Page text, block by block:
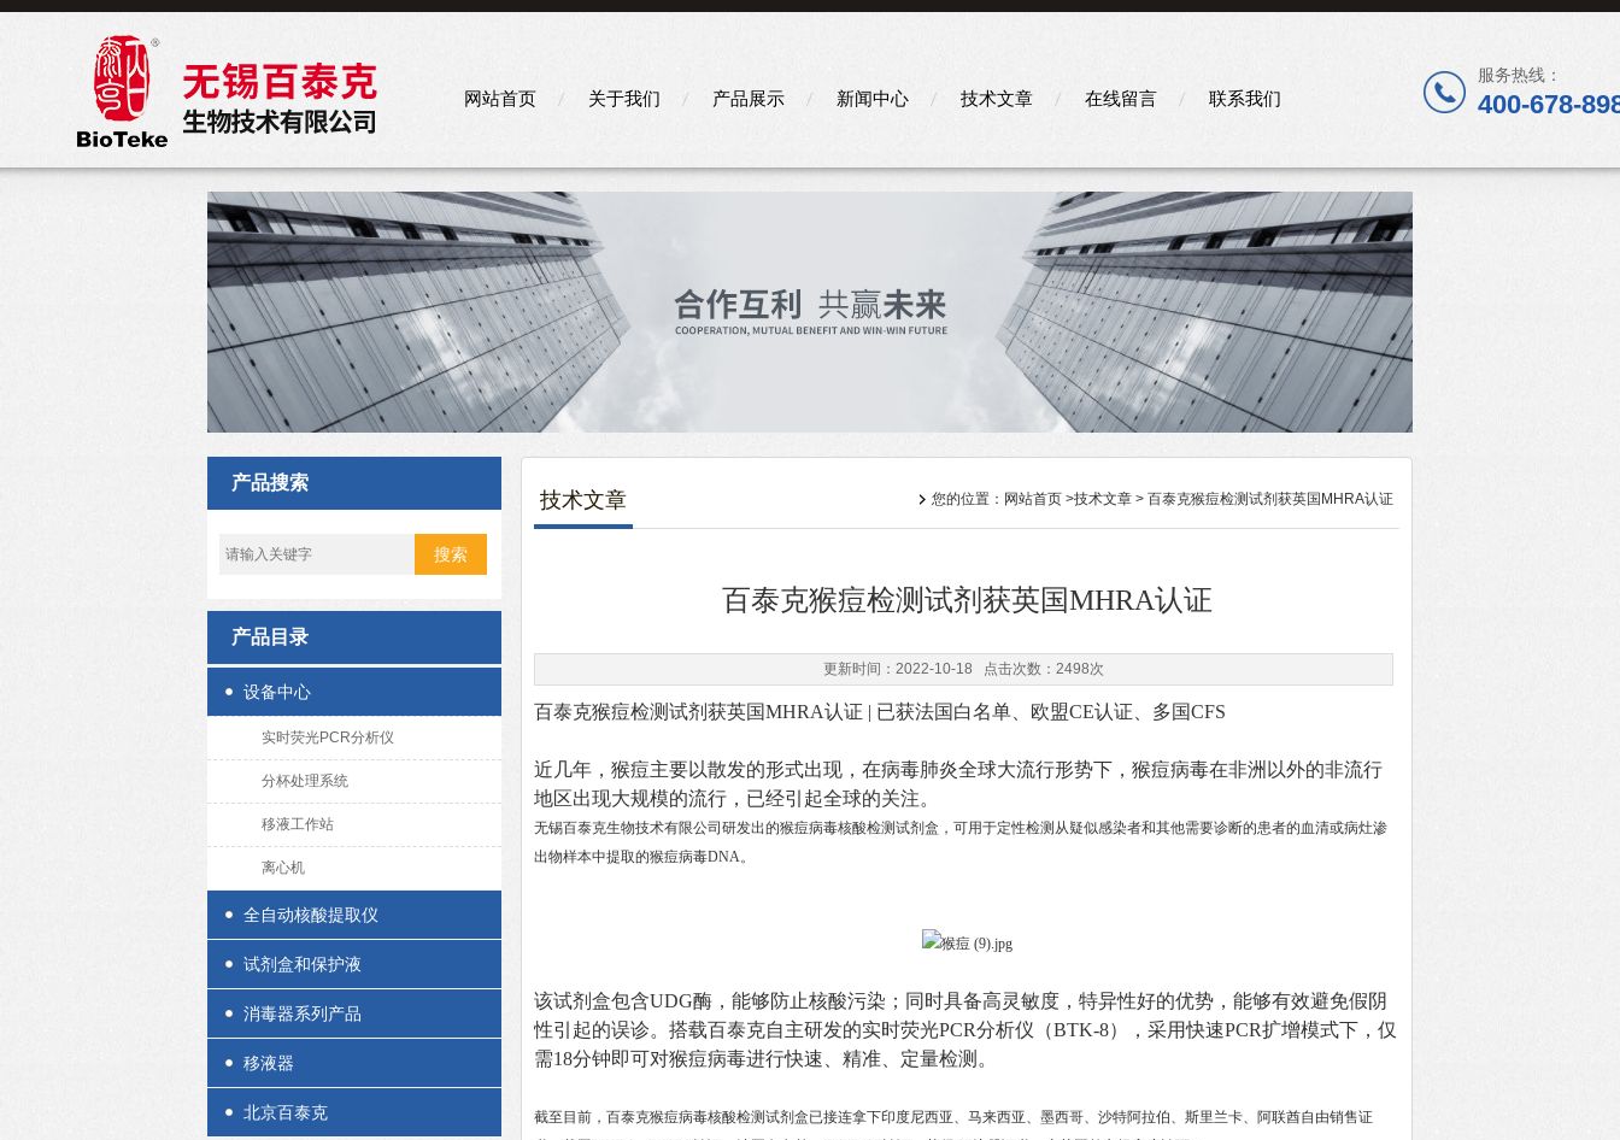
网站首页 关于我们 产品展示 新闻中心 技术文章 在线留言 联系我们
服务热线：
400-678-
产品搜索
产品目录
设备中心
实时荧光PCR分析仪
分杯处理系统
移液工作站
离心机
全自动核酸提取仪
试剂盒和保护液
消毒器系列产品
移液器
北京百泰克
技术文章 您的位置： 网站首页 >技术文章 > 百泰克猴痘检测试剂获英国MHRA认证
百泰克猴痘检测试剂获英国MHRA认证
更新时间：2022-10-18 点击次数：2498次
百泰克猴痘检测试剂获英国MHRA认证 | 已获法国白名单、欧盟CE认证、多国CFS
近几年，猴痘主要以散发的形式出现，在病毒肺炎全球大流行形势下，猴痘病毒在非洲以外的非流行
地区出现大规模的流行，已经引起全球的关注。
无锡百泰克生物技术有限公司研发出的猴痘病毒核酸检测试剂盒，可用于定性检测从疑似感染者和其他需要诊断的患者的血清或病灶渗
出物样本中提取的猴痘病毒DNA。
该试剂盒包含UDG酶，能够防止核酸污染；同时具备高灵敏度，特异性好的优势，能够有效避免假阴
性引起的误诊。搭载百泰克自主研发的实时荧光PCR分析仪（BTK-8），采用快速PCR扩增模式下，仅
需18分钟即可对猴痘病毒进行快速、精准、定量检测。
截至目前，百泰克猴痘病毒核酸检测试剂盒已接连拿下印度尼西亚、马来西亚、墨西哥、沙特阿拉伯、斯里兰卡、阿联酋自由销售证